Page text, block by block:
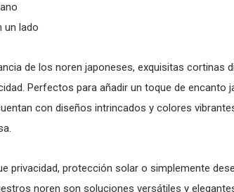
un lado
de los noren japoneses, exquisitas cortinas
Perfectos para añadir un toque de encanto
con diseños intrincados y colores
privacidad, protección solar o simplemente
noren son soluciones versátiles y